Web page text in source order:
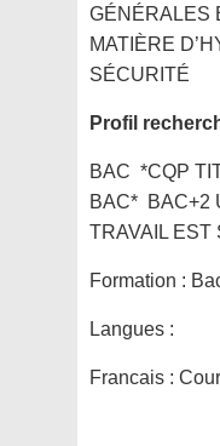
GÉNÉRALES
MATIÈRE
SÉCURITÉ
Profil
BAC *CQP
BAC* BAC+2
TRAVAIL EST
Formation :
Langues :
Francais :